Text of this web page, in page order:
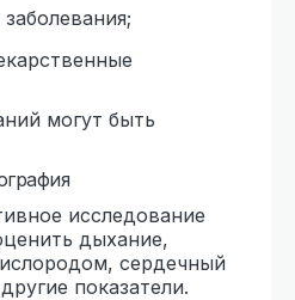
могут быть
исследование
дыхание,
сердечный
показатели.